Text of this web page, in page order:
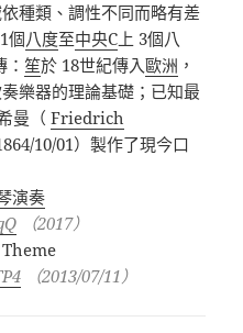
種類、調性不同而略有差
1個八度至中央C 上 3個八
： 笙於 18世紀傳入歐洲 ，
樂器的理論基礎；已知最
曼（ Friedrich
10/01）製作了現今口
演奏
（2017）
（2013/07/11）